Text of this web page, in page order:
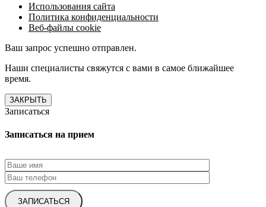
Использования сайта
Политика конфиденциальности
Веб-файлы cookie
Ваш запрос успешно отправлен.
Наши специалисты свяжутся с вами в самое ближайшее
время.
ЗАКРЫТЬ
Записаться
Записаться на прием
ЗАПИСАТЬСЯ